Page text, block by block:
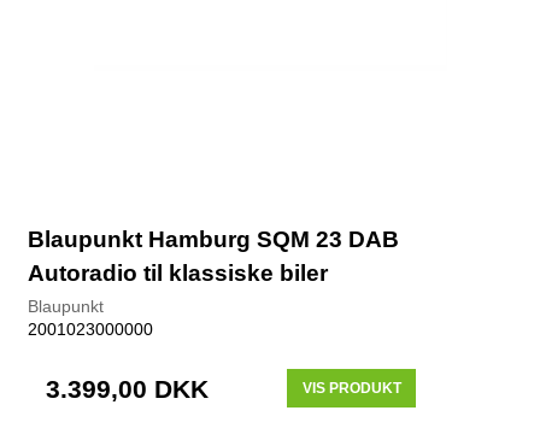
Blaupunkt Hamburg SQM 23 DAB
Autoradio til klassiske biler
Blaupunkt
2001023000000
3.399,00 DKK VIS PRODUKT